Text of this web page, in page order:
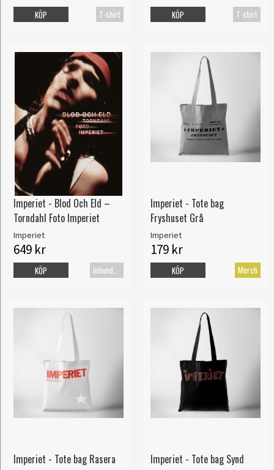
T-shirt
KÖP T-shirt
KÖP
Imperiet - Blod Och Eld –
Torndahl Foto Imperiet
Imperiet
649 kr
Inbunden bok
KÖP
Imperiet - Tote bag
Fryshuset Grå
Imperiet
179 kr
Merch
KÖP
Imperiet - Tote bag Rasera Imperiet - Tote bag Synd